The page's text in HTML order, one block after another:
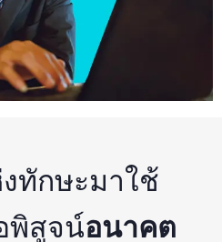
ทักษะมาใช้
พิสูจน์อนาคต